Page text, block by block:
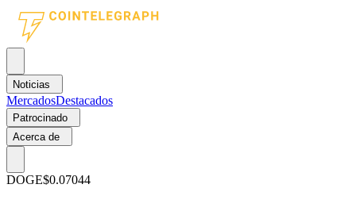
Noticias
MercadosDestacados
Patrocinado
Acerca de
DOGE$0.07044